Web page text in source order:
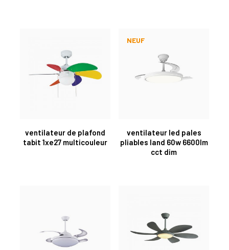
ventilateur de plafond
tabit 1xe27 multicouleur
ventilateur led pales
pliables land 60w 6600lm
cct dim
NEUF